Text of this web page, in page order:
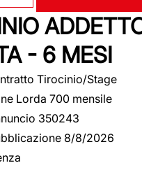
- 6 MESI
Tirocinio/Stage
Lorda 700 mensile
350243
8/8/2026